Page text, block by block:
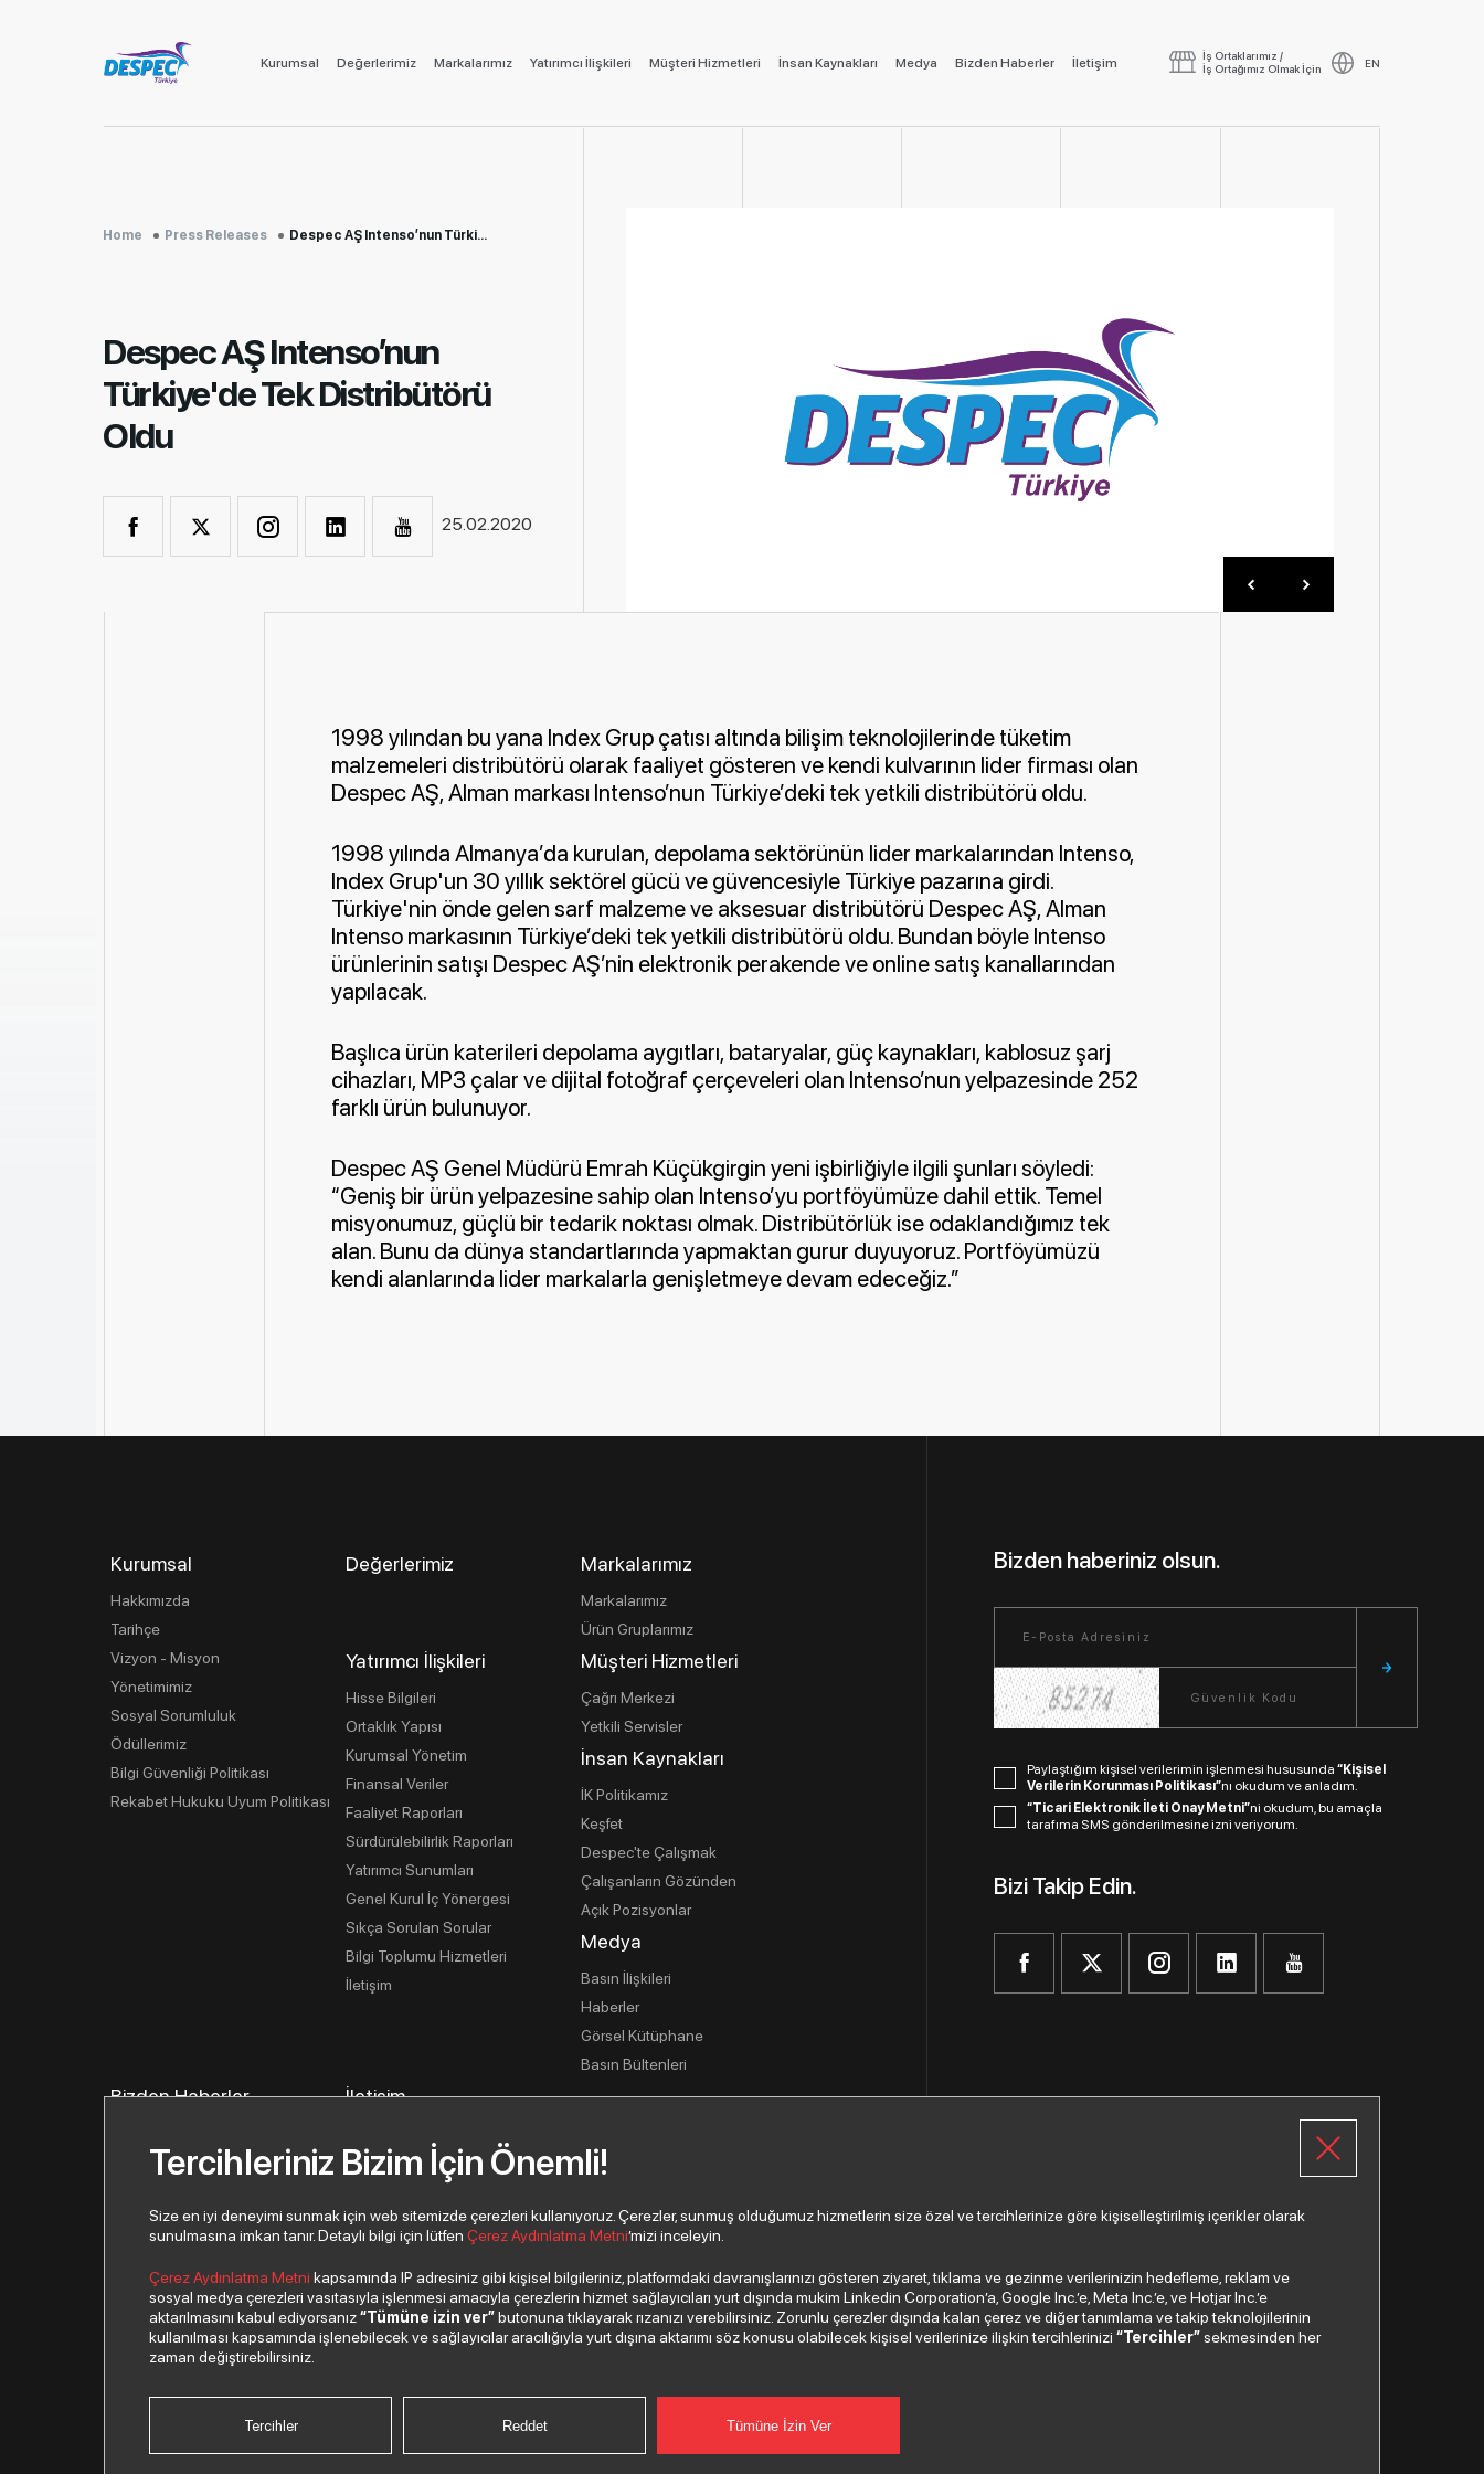
Kurumsal Değerlerimiz Markalarımız Yatırımcı İlişkileri Müşteri Hizmetleri İnsan Kaynakları Medya Bizden Haberler İletişim
İş Ortaklarımız /
İş Ortağımız Olmak İçin
EN
Home Press Releases Despec AŞ Intenso’nun Türki...
Despec AŞ Intenso’nun
Türkiye'de Tek Distribütörü
Oldu
25.02.2020
1998 yılından bu yana Index Grup çatısı altında bilişim teknolojilerinde tüketim
malzemeleri distribütörü olarak faaliyet gösteren ve kendi kulvarının lider firması olan
Despec AŞ, Alman markası Intenso’nun Türkiye’deki tek yetkili distribütörü oldu.
1998 yılında Almanya’da kurulan, depolama sektörünün lider markalarından Intenso,
Index Grup'un 30 yıllık sektörel gücü ve güvencesiyle Türkiye pazarına girdi.
Türkiye'nin önde gelen sarf malzeme ve aksesuar distribütörü Despec AŞ, Alman
Intenso markasının Türkiye’deki tek yetkili distribütörü oldu. Bundan böyle Intenso
ürünlerinin satışı Despec AŞ’nin elektronik perakende ve online satış kanallarından
yapılacak.
Başlıca ürün katerileri depolama aygıtları, bataryalar, güç kaynakları, kablosuz şarj
cihazları, MP3 çalar ve dijital fotoğraf çerçeveleri olan Intenso’nun yelpazesinde 252
farklı ürün bulunuyor.
Despec AŞ Genel Müdürü Emrah Küçükgirgin yeni işbirliğiyle ilgili şunları söyledi:
“Geniş bir ürün yelpazesine sahip olan Intenso’yu portföyümüze dahil ettik. Temel
misyonumuz, güçlü bir tedarik noktası olmak. Distribütörlük ise odaklandığımız tek
alan. Bunu da dünya standartlarında yapmaktan gurur duyuyoruz. Portföyümüzü
kendi alanlarında lider markalarla genişletmeye devam edeceğiz.”
Kurumsal
Hakkımızda
Tarihçe
Vizyon - Misyon
Yönetimimiz
Sosyal Sorumluluk
Ödüllerimiz
Bilgi Güvenliği Politikası
Rekabet Hukuku Uyum Politikası
Değerlerimiz Markalarımız
Markalarımız
Ürün Gruplarımız
Yatırımcı İlişkileri
Hisse Bilgileri
Ortaklık Yapısı
Kurumsal Yönetim
Finansal Veriler
Faaliyet Raporları
Sürdürülebilirlik Raporları
Yatırımcı Sunumları
Genel Kurul İç Yönergesi
Sıkça Sorulan Sorular
Bilgi Toplumu Hizmetleri
İletişim
Müşteri Hizmetleri
Çağrı Merkezi
Yetkili Servisler
İnsan Kaynakları
İK Politikamız
Keşfet
Despec'te Çalışmak
Çalışanların Gözünden
Açık Pozisyonlar
Medya
Basın İlişkileri
Haberler
Görsel Kütüphane
Basın Bültenleri
Bizden Haberler İletişim
İletişim Formu
© 2026 Copyright Despec A.Ş. Tüm hakları saklıdır.
Bizden haberiniz olsun.
Paylaştığım kişisel verilerimin işlenmesi hususunda “Kişisel
Verilerin Korunması Politikası”nı okudum ve anladım.
“Ticari Elektronik İleti Onay Metni”ni okudum, bu amaçla
tarafıma SMS gönderilmesine izni veriyorum.
Bizi Takip Edin.
Çağrı Merkezi
0850200 2 888
Tercihleriniz Bizim İçin Önemli!
Size en iyi deneyimi sunmak için web sitemizde çerezleri kullanıyoruz. Çerezler, sunmuş olduğumuz hizmetlerin size özel ve tercihlerinize göre kişiselleştirilmiş içerikler olarak
sunulmasına imkan tanır. Detaylı bilgi için lütfenÇerez Aydınlatma Metni’mizi inceleyin.
Çerez Aydınlatma Metni kapsamında IP adresiniz gibi kişisel bilgileriniz, platformdaki davranışlarınızı gösteren ziyaret, tıklama ve gezinme verilerinizin hedefleme, reklam ve
sosyal medya çerezleri vasıtasıyla işlenmesi amacıyla çerezlerin hizmet sağlayıcıları yurt dışında mukim Linkedin Corporation’a, Google Inc.’e, Meta Inc.’e, ve Hotjar Inc.’e
aktarılmasını kabul ediyorsanız“Tümüne izin ver”butonuna tıklayarak rızanızı verebilirsiniz. Zorunlu çerezler dışında kalan çerez ve diğer tanımlama ve takip teknolojilerinin
kullanılması kapsamında işlenebilecek ve sağlayıcılar aracılığıyla yurt dışına aktarımı söz konusu olabilecek kişisel verilerinize ilişkin tercihlerinizi“Tercihler”sekmesinden her
zaman değiştirebilirsiniz.
Tercihler Reddet Tümüne İzin Ver